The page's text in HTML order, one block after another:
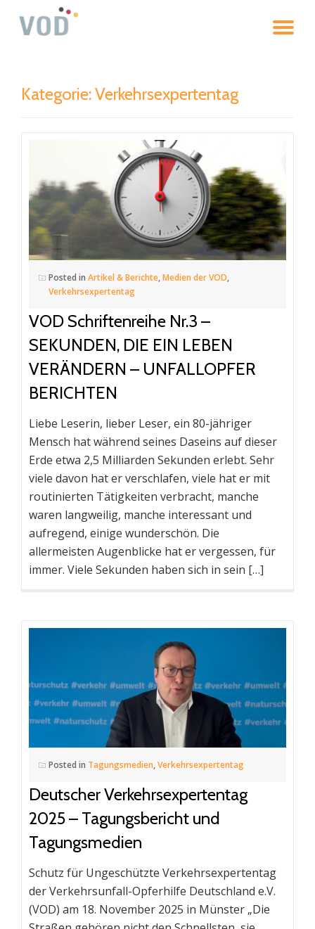
Kategorie: Verkehrsexpertentag
Posted in Artikel & Berichte,Medien der VOD,
Verkehrsexpertentag
VOD Schriftenreihe Nr.3 –
SEKUNDEN, DIE EIN LEBEN
VERÄNDERN – UNFALLOPFER
BERICHTEN
Liebe Leserin, lieber Leser, ein 80-jähriger
Mensch hat während seines Daseins auf dieser
Erde etwa 2,5 Milliarden Sekunden erlebt. Sehr
viele davon hat er verschlafen, viele hat er mit
routinierten Tätigkeiten verbracht, manche
waren langweilig, manche interessant und
aufregend, einige wunderschön. Die
allermeisten Augenblicke hat er vergessen, für
immer. Viele Sekunden haben sich in sein […]
Posted in Tagungsmedien,Verkehrsexpertentag
Deutscher Verkehrsexpertentag
2025 – Tagungsbericht und
Tagungsmedien
Schutz für Ungeschützte Verkehrsexpertentag
der Verkehrsunfall-Opferhilfe Deutschland e.V.
(VOD) am 18. November 2025 in Münster „Die